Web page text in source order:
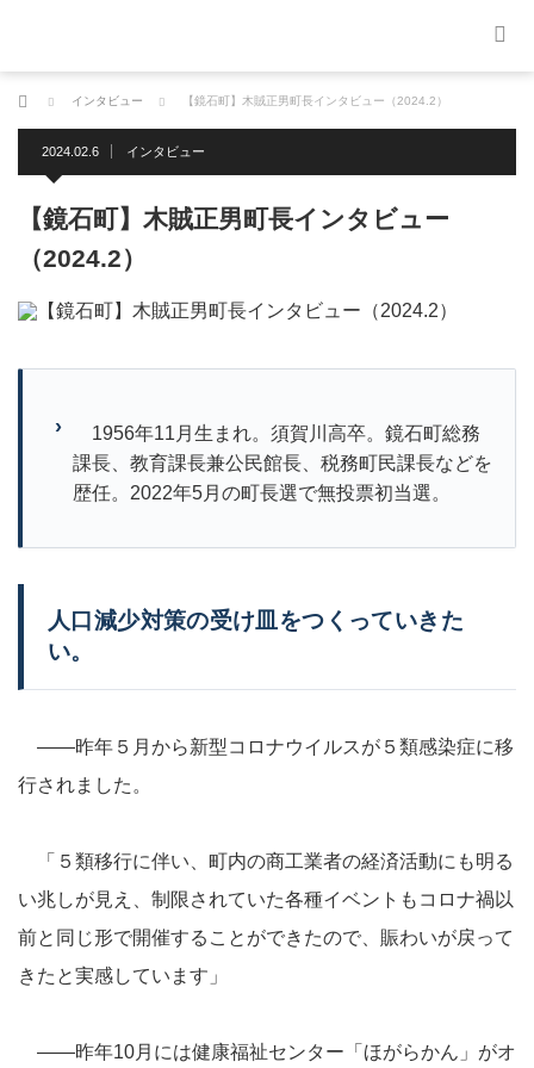
ホーム インタビュー 【鏡石町】木賊正男町長インタビュー（2024.2）
2024.02.6 インタビュー
【鏡石町】木賊正男町長インタビュー
（2024.2）
1956年11月生まれ。須賀川高卒。鏡石町総務
課長、教育課長兼公民館長、税務町民課長などを
歴任。2022年5月の町長選で無投票初当選。
人口減少対策の受け皿をつくっていきた
い。
――昨年５月から新型コロナウイルスが５類感染症に移
行されました。
「５類移行に伴い、町内の商工業者の経済活動にも明る
い兆しが見え、制限されていた各種イベントもコロナ禍以
前と同じ形で開催することができたので、賑わいが戻って
きたと実感しています」
――昨年10月には健康福祉センター「ほがらかん」がオ